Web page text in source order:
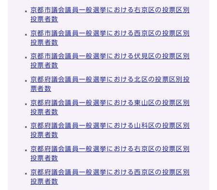
京都市議会議員一般選挙における右京区の投票区別
投票者数
京都市議会議員一般選挙における西京区の投票区別
投票者数
京都市議会議員一般選挙における伏見区の投票区別
投票者数
京都府議会議員一般選挙における北区の投票区別投
票者数
京都府議会議員一般選挙における東山区の投票区別
投票者数
京都府議会議員一般選挙における山科区の投票区別
投票者数
京都府議会議員一般選挙における右京区の投票区別
投票者数
京都府議会議員一般選挙における西京区の投票区別
投票者数